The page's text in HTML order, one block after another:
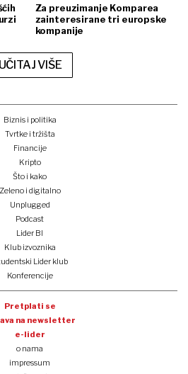
Za preuzimanje Komparea
zainteresirane tri europske
kompanije
UČITAJ VIŠE
Biznis i politika
Tvrtke i tržišta
Financije
Kripto
Što i kako
Zeleno i digitalno
Unplugged
Podcast
Lider BI
Klub izvoznika
Lider klub
Konferencije
Pretplati se
na newsletter
e-lider
o nama
impressum